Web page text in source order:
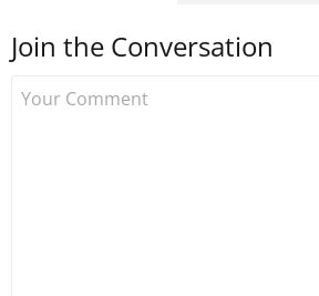
Uzmancoin
Join the Conversation